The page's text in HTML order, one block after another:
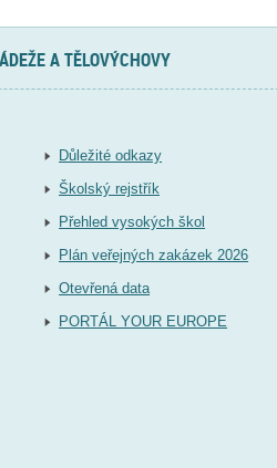
A TĚLOVÝCHOVY
Důležité odkazy
Školský rejstřík
Přehled vysokých škol
Plán veřejných zakázek 2026
Otevřená data
PORTÁL YOUR EUROPE